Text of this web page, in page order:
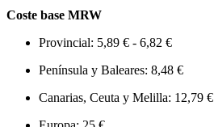
Coste base MRW
Provincial: 5,89 € - 6,82 €
Península y Baleares: 8,48 €
Canarias, Ceuta y Melilla: 12,79 €